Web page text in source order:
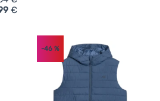
Kilpi Flow-M' hinzufügen
€
-46%